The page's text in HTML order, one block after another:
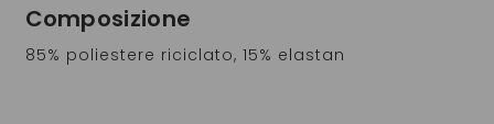
Composizione
85% poliestere riciclato, 15% elastan